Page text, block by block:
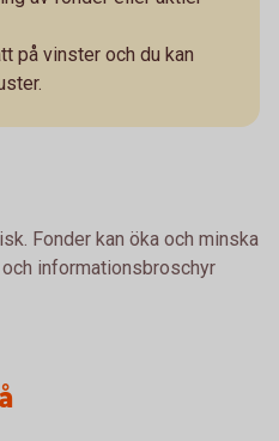
på vinster och du kan
Fonder kan öka och minska
informationsbroschyr